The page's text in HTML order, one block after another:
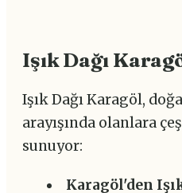
Işık Dağı
Işık Dağı Karagöl,
arayışında olanlara
sunuyor:
Karagöl'den